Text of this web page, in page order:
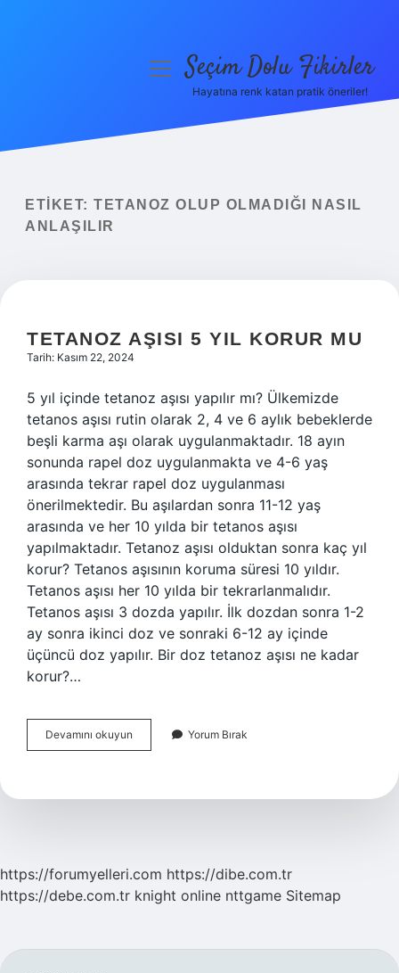
Yasal Uyarı
menüyüSeçim Dolu Fikirler
Hayatına renk katan pratik öneriler!
ETIKET: TETANOZ OLUP OLMADIĞI NASIL
ANLAŞILIR
TETANOZ AŞISI 5 YIL KORUR MU
Tarih: Kasım 22, 2024
5 yıl içinde tetanoz aşısı yapılır mı? Ülkemizde
tetanos aşısı rutin olarak 2, 4 ve 6 aylık bebeklerde
beşli karma aşı olarak uygulanmaktadır. 18 ayın
sonunda rapel doz uygulanmakta ve 4-6 yaş
arasında tekrar rapel doz uygulanması
önerilmektedir. Bu aşılardan sonra 11-12 yaş
arasında ve her 10 yılda bir tetanos aşısı
yapılmaktadır. Tetanoz aşısı olduktan sonra kaç yıl
korur? Tetanos aşısının koruma süresi 10 yıldır.
Tetanos aşısı her 10 yılda bir tekrarlanmalıdır.
Tetanos aşısı 3 dozda yapılır. İlk dozdan sonra 1-2
ay sonra ikinci doz ve sonraki 6-12 ay içinde
üçüncü doz yapılır. Bir doz tetanoz aşısı ne kadar
korur?…
Devamını okuyun Tetanoz
Aşısı
Korur
Yorum Bırak
https://forumyelleri.com https://dibe.com.tr
https://debe.com.tr knight online nttgame Sitemap